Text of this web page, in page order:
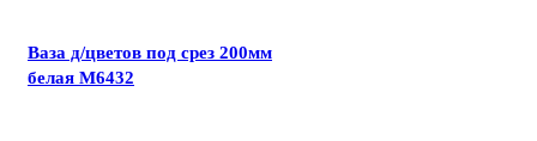
Ваза д/цветов под срез 200мм
белая М6432